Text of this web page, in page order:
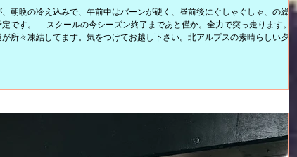
朝晩の冷え込みで、午前中はバーンが硬く、昼前後にぐしゃぐしゃ、の繰り
です。 スクールの今シーズン終了まであと僅か。全力で突っ走ります。
所々凍結してます。気をつけてお越し下さい。北アルプスの素晴らしい夕焼